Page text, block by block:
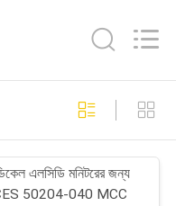
কেবল
303
এলসিডি মনিটরের জন্য
50204-040 MCC